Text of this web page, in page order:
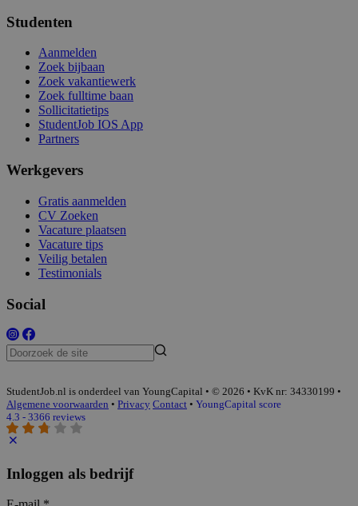
Studenten
Aanmelden
Zoek bijbaan
Zoek vakantiewerk
Zoek fulltime baan
Sollicitatietips
StudentJob IOS App
Partners
Werkgevers
Gratis aanmelden
CV Zoeken
Vacature plaatsen
Vacature tips
Veilig betalen
Testimonials
Social
StudentJob.nl is onderdeel van YoungCapital • © 2026 • KvK nr: 34330199 •
Algemene voorwaarden • Privacy Contact • YoungCapital score
4.3 - 3366 reviews
Inloggen als bedrijf